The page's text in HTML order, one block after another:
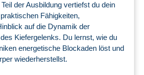
der Ausbildung vertiefst du dein
Fähigkeiten,
auf die Dynamik der
Kiefergelenks. Du lernst, wie du
energetische Blockaden löst und
wiederherstellst.